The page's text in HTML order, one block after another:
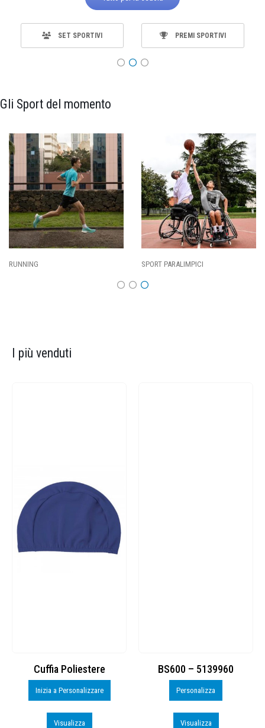
SET SPORTIVI PREMI SPORTIVI
Gli Sport del momento
BASKET
I più venduti
Cuffia Poliestere
Inizia a Personalizzare
Visualizza
BS600 – 5139960
Personalizza
Visualizza